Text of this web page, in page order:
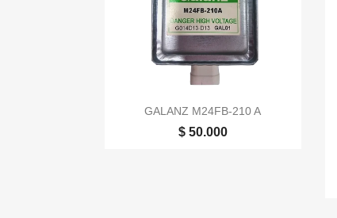
Vista rápida
GALANZ M24FB-210 A
$ 50.000